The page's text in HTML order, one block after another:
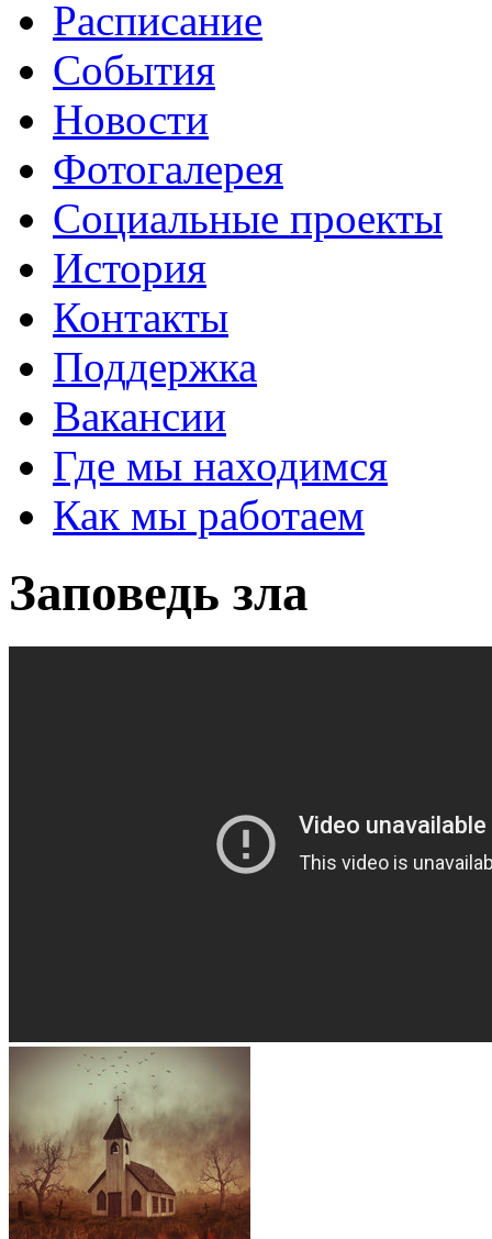
Расписание
События
Новости
Фотогалерея
Социальные проекты
История
Контакты
Поддержка
Вакансии
Где мы находимся
Как мы работаем
Заповедь зла